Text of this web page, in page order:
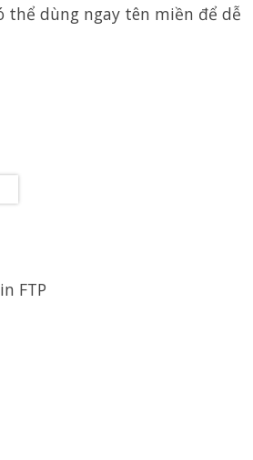
thể dùng ngay tên miền để dễ
FTP